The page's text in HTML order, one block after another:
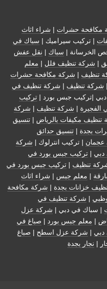
مكافحة حشرات | شراء اثاث
| تركيب سيراميك | سباك في
الخرسانة | سباك | نقل عفش
| شركة تنظيف فلل | معلم
تنظيف | شركة مكافحة حشرات
| شركة تنظيف | شركة تنظيف في
|تركيب جبس بورد |تركيب
| شركة تنظيف | شركة
تنظيف مكيفات بالرياض |تنسيق
بجدة |تنسيق حدائق
| تركيب انترلوك | شركة
دبي |تركيب جبس بورد في
تنظيف |تركيب جبس بورد في
| معلم جبس | شراء اثاث
خزانات بجدة | شركة مكافحة
| شركة تنظيف في
| سباك في دبي | شركة عزل
| معلم جبس بورد | صباغ في
| شركة عزل اسطح | صباغ
| نجار بجدة